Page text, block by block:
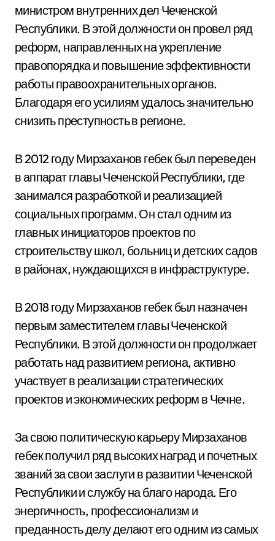
министром внутренних дел Чеченской
Республики. В этой должности он провел ряд
реформ, направленных на укрепление
правопорядка и повышение эффективности
работы правоохранительных органов.
Благодаря его усилиям удалось значительно
снизить преступность в регионе.
В 2012 году Мирзаханов гебек был переведен
в аппарат главы Чеченской Республики, где
занимался разработкой и реализацией
социальных программ. Он стал одним из
главных инициаторов проектов по
строительству школ, больниц и детских садов
в районах, нуждающихся в инфраструктуре.
В 2018 году Мирзаханов гебек был назначен
первым заместителем главы Чеченской
Республики. В этой должности он продолжает
работать над развитием региона, активно
участвует в реализации стратегических
проектов и экономических реформ в Чечне.
За свою политическую карьеру Мирзаханов
гебек получил ряд высоких наград и почетных
званий за свои заслуги в развитии Чеченской
Республики и службу на благо народа. Его
энергичность, профессионализм и
преданность делу делают его одним из самых